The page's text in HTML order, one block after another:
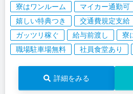
寮はワンルーム マイカー通勤可
嬉しい特典つき
交通費規定支給
ガッツリ稼ぐ
給与前渡し
寮
職場駐車場無料
社員食堂あり
詳細をみる